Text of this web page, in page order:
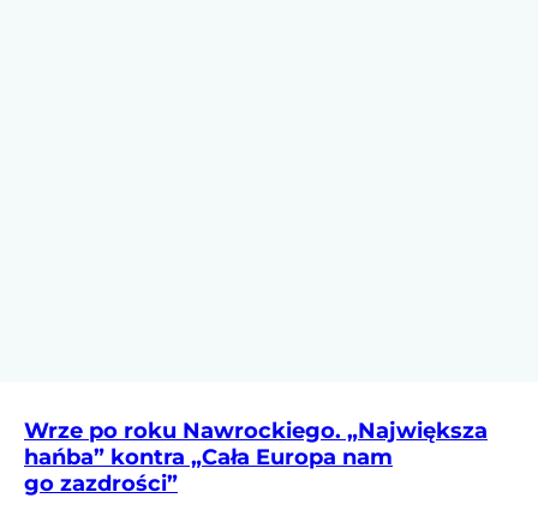
Wrze po roku Nawrockiego. „Największa
hańba” kontra „Cała Europa nam
go zazdrości”